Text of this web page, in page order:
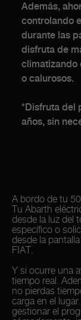
Además,
controlando
durante las
disfruta de
climatizando
o calurosos.
*Disfruta del
años, sin
A bordo de tu
Tu Abarth
desde la luz del
específico o
desde la
FIAT.
Y si ocurre una
tiempo real.
no pierdas
carga en el
gestionar el